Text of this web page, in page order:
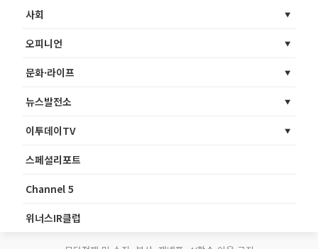
사회
오피니언
문화·라이프
뉴스발전소
이투데이TV
스페셜리포트
Channel 5
위너스IR클럽